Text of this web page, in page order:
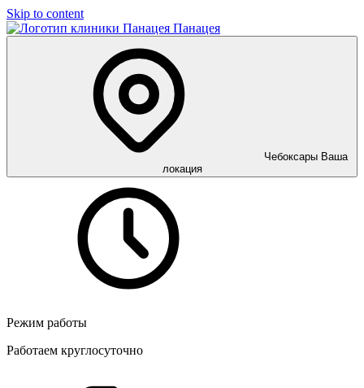
Skip to content
Панацея
Чебоксары Ваша
локация
Режим работы
Работаем круглосуточно